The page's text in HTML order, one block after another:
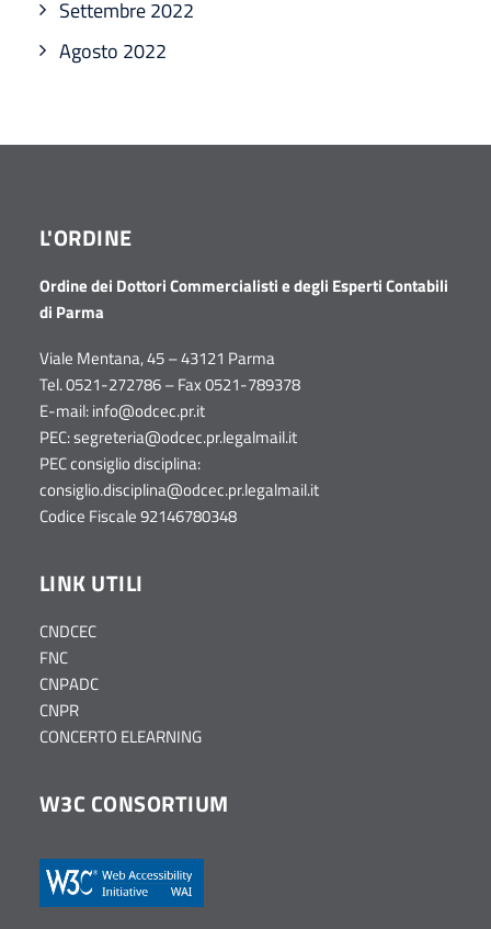
Settembre 2022
Agosto 2022
L'ORDINE
Ordine dei Dottori Commercialisti e degli Esperti Contabili
di Parma
Viale Mentana, 45 – 43121 Parma
Tel. 0521-272786 – Fax 0521-789378
E-mail:info@odcec.pr.it
PEC:segreteria@odcec.pr.legalmail.it
PEC consiglio disciplina:
consiglio.disciplina@odcec.pr.legalmail.it
Codice Fiscale 92146780348
LINK UTILI
CNDCEC
FNC
CNPADC
CNPR
CONCERTO ELEARNING
W3C CONSORTIUM